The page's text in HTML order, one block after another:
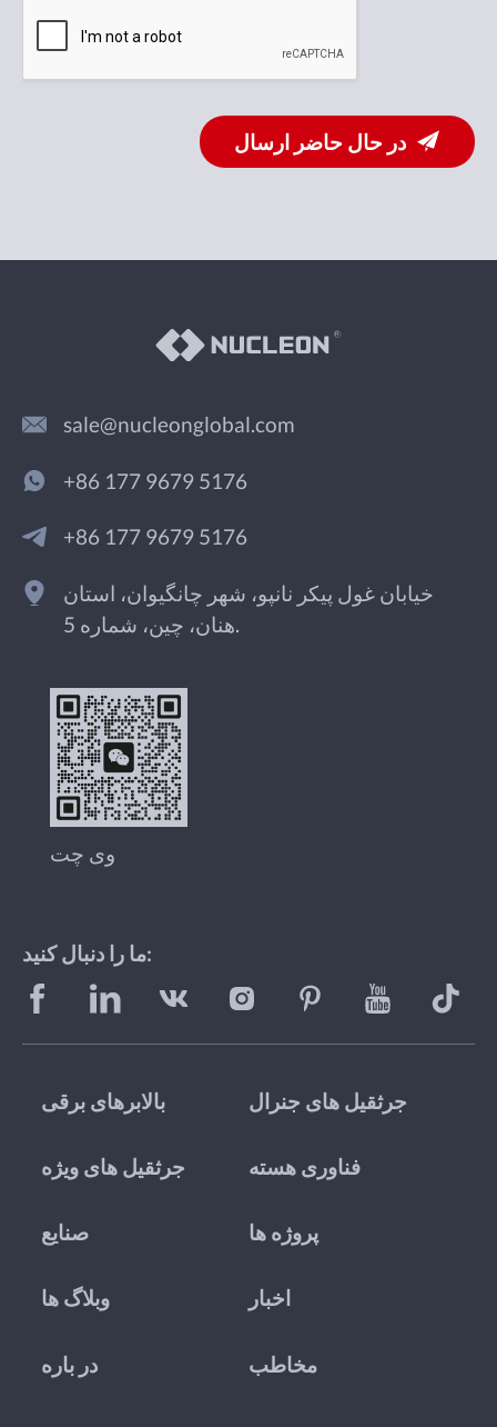
در حال حاضر ارسال
sale@nucleonglobal.com
+86 177 9679 5176
+86 177 9679 5176
خیابان غول پیکر نانپو، شهر چانگیوان، استان
هنان، چین، شماره 5.
وی چت
ما را دنبال کنید:
بالابرهای برقی جرثقیل های جنرال
جرثقیل های ویژه فناوری هسته
صنایع پروژه ها
وبلاگ ها اخبار
در باره مخاطب